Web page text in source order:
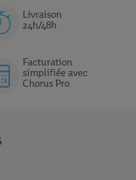
Livraison
24h/48h
Facturation
simplifiée avec
Chorus Pro